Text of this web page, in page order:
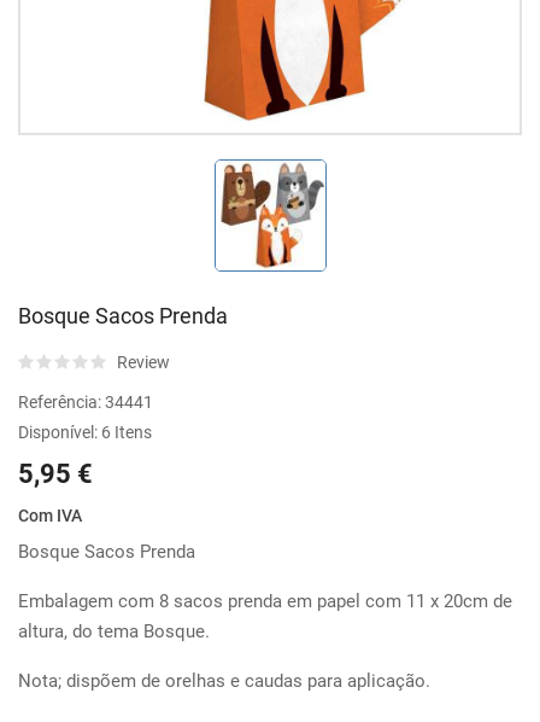
Bosque Sacos Prenda
Review
Referência:34441
Disponível: 6 Itens
5,95 €
Com IVA
Bosque Sacos Prenda
Embalagem com 8 sacos prenda em papel com 11 x 20cm de
altura, do tema Bosque.
Nota; dispõem de orelhas e caudas para aplicação.